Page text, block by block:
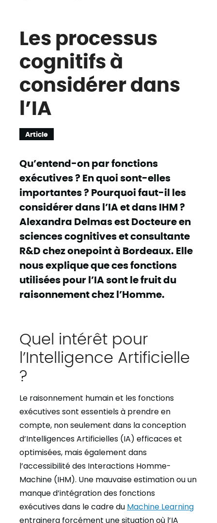
Les processus
cognitifs à
considérer dans
l’IA
Article
Qu’entend-on par fonctions
exécutives ? En quoi sont-elles
importantes ? Pourquoi faut-il les
considérer dans l’IA et dans IHM ?
Alexandra Delmas est Docteure en
sciences cognitives et consultante
R&D chez onepoint à Bordeaux. Elle
nous explique que ces fonctions
utilisées pour l’IA sont le fruit du
raisonnement chez l’Homme.
Quel intérêt pour
l’Intelligence Artificielle
?
Le raisonnement humain et les fonctions
exécutives sont essentiels à prendre en
compte, non seulement dans la conception
d’Intelligences Artificielles (IA) efficaces et
optimisées, mais également dans
l’accessibilité des Interactions Homme-
Machine (IHM). Une mauvaise estimation ou un
manque d’intégration des fonctions
exécutives dans le cadre du Machine Learning
entrainera forcément une situation où l’IA